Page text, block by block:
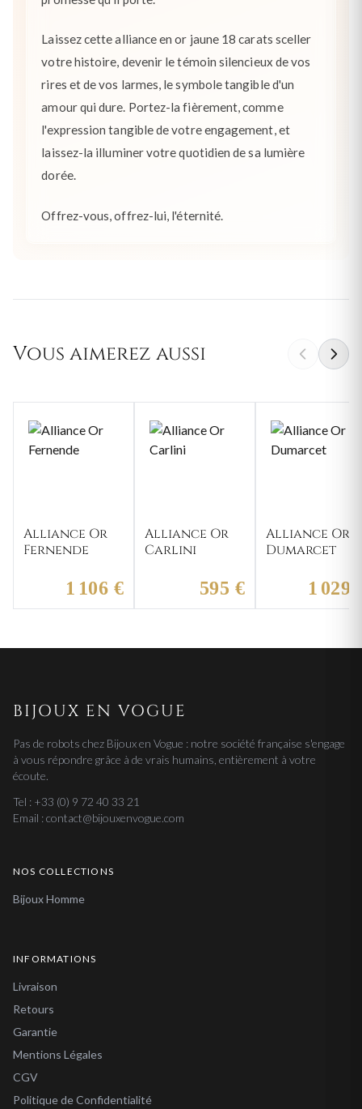
Laissez cette alliance en or jaune 18 carats sceller
votre histoire, devenir le témoin silencieux de vos
rires et de vos larmes, le symbole tangible d'un
amour qui dure. Portez-la fièrement, comme
l'expression tangible de votre engagement, et
laissez-la illuminer votre quotidien de sa lumière
dorée.
Offrez-vous, offrez-lui, l'éternité.
Vous aimerez aussi
Alliance Or
Fernende
1 106 €
Alliance Or
Carlini
595 €
Alliance Or
Dumarcet
1 029
BIJOUX EN VOGUE
Pas de robots chez Bijoux en Vogue : notre société française s'engage
à vous répondre grâce à de vrais humains, entièrement à votre
écoute.
Tel : +33 (0) 9 72 40 33 21
Email : contact@bijouxenvogue.com
NOS COLLECTIONS
Bijoux Homme
INFORMATIONS
Livraison
Retours
Garantie
Mentions Légales
CGV
Politique de Confidentialité